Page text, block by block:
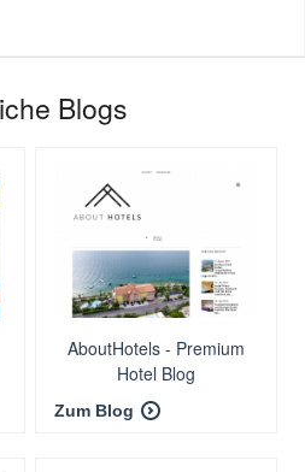
Blogs
AboutHotels - Premium
Hotel Blog
Zum Blog